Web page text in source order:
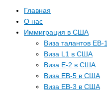
Главная
О нас
Иммиграция в США
Виза талантов
Виза L1 в США
Виза E-2 в США
Виза EB-5 в США
Виза EB-3 в США